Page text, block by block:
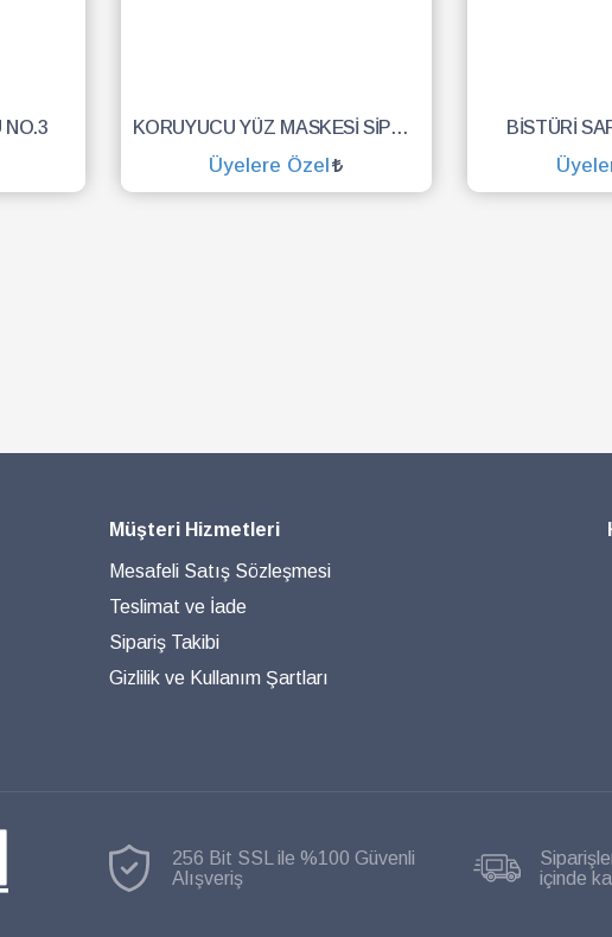
NO.3 KORUYUCU YÜZ MASKESİ SİPERLİK.YÜZ KALKANI.DENTAL MASKE
Üyelere Özel
BİSTÜRİ
Müşteri Hizmetleri
Mesafeli Satış Sözleşmesi
Teslimat ve İade
Sipariş Takibi
Gizlilik ve Kullanım Şartları
256 Bit SSL ile %100 Güvenli
Alışveriş
içinde